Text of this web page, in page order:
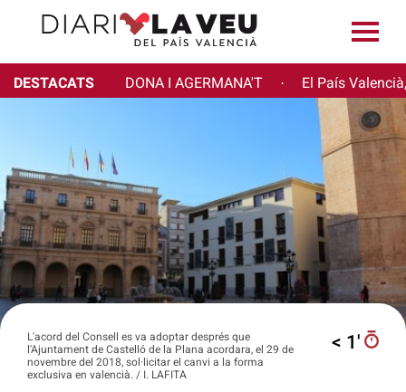
DESTACATS DONA I AGERMANA'T · El País
L'acord del Consell es va adoptar després que
l'Ajuntament de Castelló de la Plana acordara, el 29 de
novembre del 2018, sol·licitar el canvi a la forma
exclusiva en valencià. / I. LAFITA
< 1′